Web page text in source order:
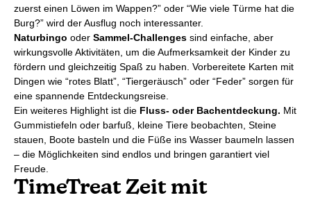
zuerst einen Löwen im Wappen?” oder “Wie viele Türme hat die
Burg?” wird der Ausflug noch interessanter.
Naturbingo oder Sammel-Challenges sind einfache, aber
wirkungsvolle Aktivitäten, um die Aufmerksamkeit der Kinder zu
fördern und gleichzeitig Spaß zu haben. Vorbereitete Karten mit
Dingen wie “rotes Blatt”, “Tiergeräusch” oder “Feder” sorgen für
eine spannende Entdeckungsreise.
Ein weiteres Highlight ist die Fluss- oder Bachentdeckung. Mit
Gummistiefeln oder barfuß, kleine Tiere beobachten, Steine
stauen, Boote basteln und die Füße ins Wasser baumeln lassen
– die Möglichkeiten sind endlos und bringen garantiert viel
Freude.
TimeTreat Zeit mit